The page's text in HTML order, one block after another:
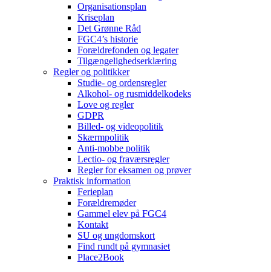
Organisationsplan
Kriseplan
Det Grønne Råd
FGC4’s historie
Forældrefonden og legater
Tilgængelighedserklæring
Regler og politikker
Studie- og ordensregler
Alkohol- og rusmiddelkodeks
Love og regler
GDPR
Billed- og videopolitik
Skærmpolitik
Anti-mobbe politik
Lectio- og fraværsregler
Regler for eksamen og prøver
Praktisk information
Ferieplan
Forældremøder
Gammel elev på FGC4
Kontakt
SU og ungdomskort
Find rundt på gymnasiet
Place2Book